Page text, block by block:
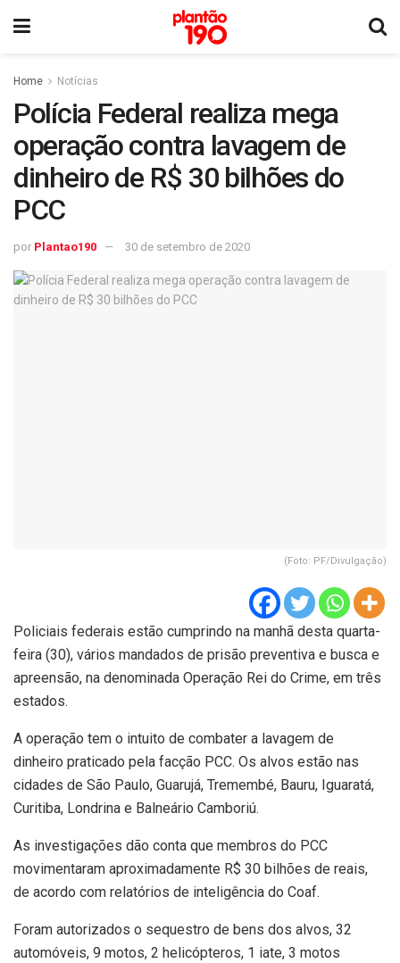
Home Notícias
Polícia Federal realiza mega
operação contra lavagem de
dinheiro de R$ 30 bilhões do
PCC
por Plantao190 30 de setembro de 2020
(Foto: PF/Divulgação)
Policiais federais estão cumprindo na manhã desta quarta-
feira (30), vários mandados de prisão preventiva e busca e
apreensão, na denominada Operação Rei do Crime, em três
estados.
A operação tem o intuito de combater a lavagem de
dinheiro praticado pela facção PCC. Os alvos estão nas
cidades de São Paulo, Guarujá, Tremembé, Bauru, Iguaratá,
Curitiba, Londrina e Balneário Camboriú.
As investigações dão conta que membros do PCC
movimentaram aproximadamente R$ 30 bilhões de reais,
de acordo com relatórios de inteligência do Coaf.
Foram autorizados o sequestro de bens dos alvos, 32
automóveis, 9 motos, 2 helicópteros, 1 iate, 3 motos